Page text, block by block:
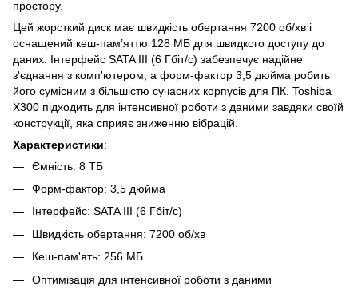
простору.
Цей жорсткий диск має швидкість обертання 7200 об/хв і
оснащений кеш-пам’яттю 128 МБ для швидкого доступу до
даних. Інтерфейс SATA III (6 Гбіт/с) забезпечує надійне
з'єднання з комп'ютером, а форм-фактор 3,5 дюйма робить
його сумісним з більшістю сучасних корпусів для ПК. Toshiba
X300 підходить для інтенсивної роботи з даними завдяки своїй
конструкції, яка сприяє зниженню вібрацій.
Характеристики:
Ємність: 8 ТБ
Форм-фактор: 3,5 дюйма
Інтерфейс: SATA III (6 Гбіт/с)
Швидкість обертання: 7200 об/хв
Кеш-пам'ять: 256 МБ
Оптимізація для інтенсивної роботи з даними